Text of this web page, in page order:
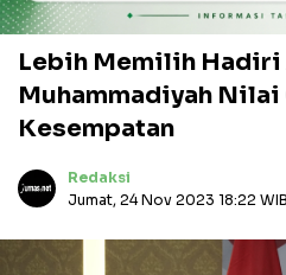
Lebih Memilih Hadiri
Muhammadiyah
Kesempatan
Redaksi
Jumat, 24 Nov 2023 18:22 WIB